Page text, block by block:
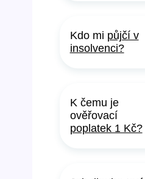
Kdo mi půjčí v
insolvenci?
K čemu je
ověřovací
poplatek 1 Kč?